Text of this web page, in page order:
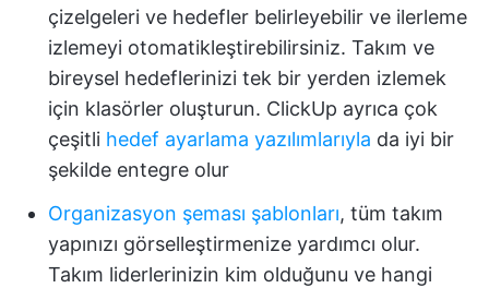
çizelgeleri ve hedefler belirleyebilir ve ilerleme
izlemeyi otomatikleştirebilirsiniz. Takım ve
bireysel hedeflerinizi tek bir yerden izlemek
için klasörler oluşturun. ClickUp ayrıca çok
çeşitli hedef ayarlama yazılımlarıyla da iyi bir
şekilde entegre olur
Organizasyon şeması şablonları, tüm takım
yapınızı görselleştirmenize yardımcı olur.
Takım liderlerinizin kim olduğunu ve hangi